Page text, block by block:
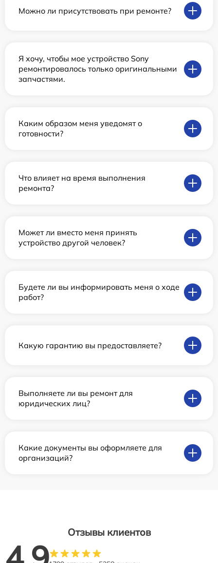
Можно ли присутствовать при ремонте?
Я хочу, чтобы мое устройство Sony
ремонтировалось только оригинальными
запчастями.
Каким образом меня уведомят о
готовности?
Что влияет на время выполнения
ремонта?
Может ли вместо меня принять
устройство другой человек?
Будете ли вы информировать меня о ходе
работ?
Какую гарантию вы предоставляете?
Выполняете ли вы ремонт для
юридических лиц?
Какие документы вы оформляете для
организаций?
Отзывы клиентов